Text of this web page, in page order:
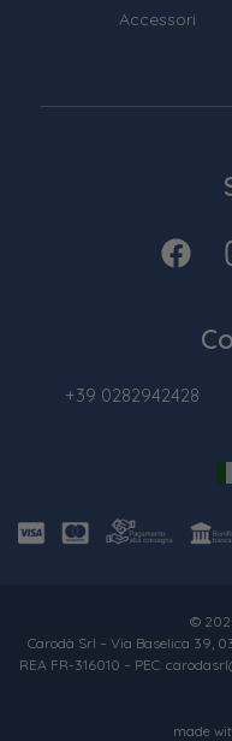
Accessori
+39 0282942428
©
Carodà Srl – Via Baselica 39,
REA FR-316010 – PEC:
made